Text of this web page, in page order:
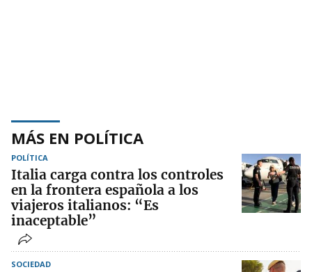
MÁS EN POLÍTICA
POLÍTICA
Italia carga contra los controles
en la frontera española a los
viajeros italianos: “Es
inaceptable”
SOCIEDAD